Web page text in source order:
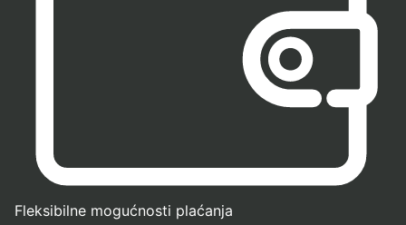
Fleksibilne mogućnosti plaćanja